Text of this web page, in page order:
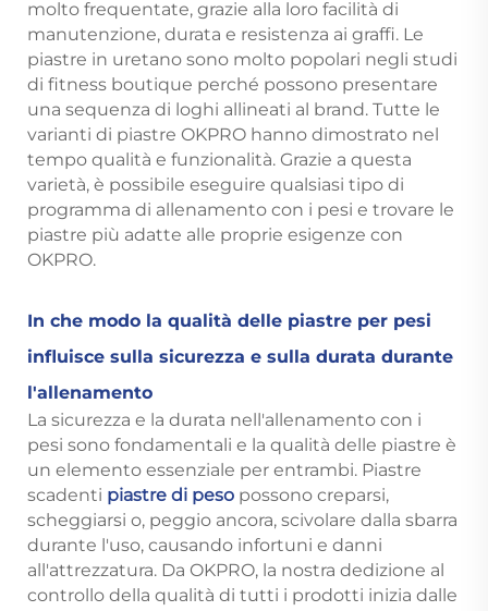
molto frequentate, grazie alla loro facilità di
manutenzione, durata e resistenza ai graffi. Le
piastre in uretano sono molto popolari negli studi
di fitness boutique perché possono presentare
una sequenza di loghi allineati al brand. Tutte le
varianti di piastre OKPRO hanno dimostrato nel
tempo qualità e funzionalità. Grazie a questa
varietà, è possibile eseguire qualsiasi tipo di
programma di allenamento con i pesi e trovare le
piastre più adatte alle proprie esigenze con
OKPRO.
In che modo la qualità delle piastre per pesi
influisce sulla sicurezza e sulla durata durante
l'allenamento
La sicurezza e la durata nell'allenamento con i
pesi sono fondamentali e la qualità delle piastre è
un elemento essenziale per entrambi. Piastre
scadenti piastre di peso possono creparsi,
scheggiarsi o, peggio ancora, scivolare dalla sbarra
durante l'uso, causando infortuni e danni
all'attrezzatura. Da OKPRO, la nostra dedizione al
controllo della qualità di tutti i prodotti inizia dalle